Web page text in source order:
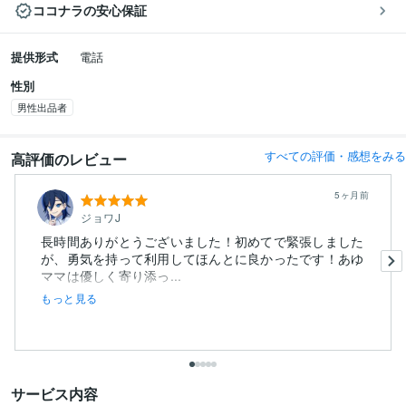
ココナラの安心保証
提供形式
電話
性別
男性出品者
高評価のレビュー すべての評価・感想をみる
ジョワJ
5ヶ月前
長時間ありがとうございました！初めてで緊張しました
が、勇気を持って利用してほんとに良かったです！あゆ
ママは優しく寄り添っ...
もっと見る
サービス内容